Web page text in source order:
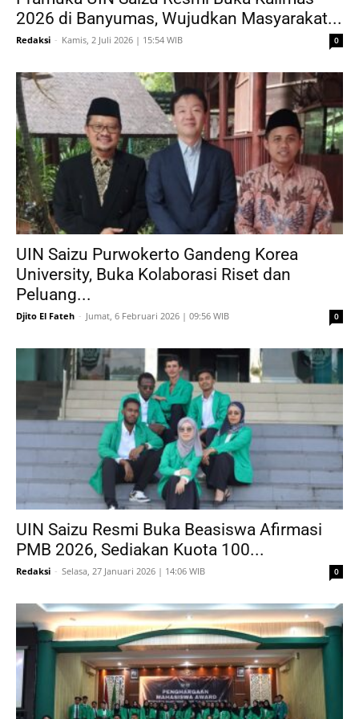
2026 di Banyumas, Wujudkan Masyarakat...
Redaksi - Kamis, 2 Juli 2026 | 15:54 WIB 0
UIN Saizu Purwokerto Gandeng Korea
University, Buka Kolaborasi Riset dan
Peluang...
Djito El Fateh - Jumat, 6 Februari 2026 | 09:56 WIB 0
UIN Saizu Resmi Buka Beasiswa Afirmasi
PMB 2026, Sediakan Kuota 100...
Redaksi - Selasa, 27 Januari 2026 | 14:06 WIB 0